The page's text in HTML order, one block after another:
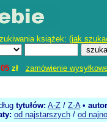
książek: (jak
zł
zamówienie
tytułów: A-Z / Z-A•
od najstarszych / od